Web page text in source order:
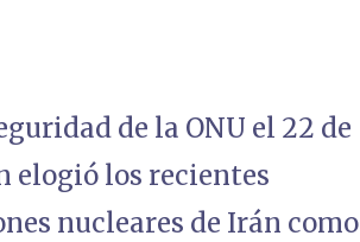
de la ONU el 22 de
elogió los recientes
nucleares de Irán como